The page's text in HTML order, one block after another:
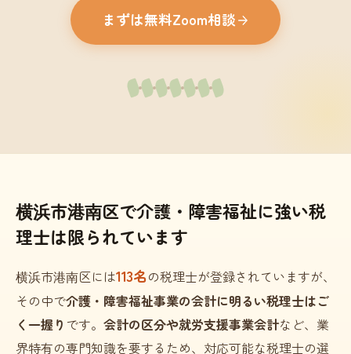
まずは無料Zoom相談
横浜市港南区で介護・障害福祉に強い税
理士は限られています
横浜市港南区には113名の税理士が登録されていますが、
その中で介護・障害福祉事業の会計に明るい税理士はご
く一握り です。 会計の区分や就労支援事業会計など、業
界特有の専門知識を要するため、対応可能な税理士の選